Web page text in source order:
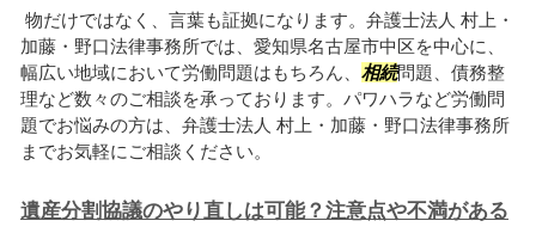
物だけではなく、言葉も証拠になります。弁護士法人 村上・
加藤・野口法律事務所では、愛知県名古屋市中区を中心に、
幅広い地域において労働問題はもちろん、 相続問題、債務整
理など数々のご相談を承っております。パワハラなど労働問
題でお悩みの方は、弁護士法人 村上・加藤・野口法律事務所
までお気軽にご相談ください。
遺産分割協議のやり直しは可能？注意点や不満がある